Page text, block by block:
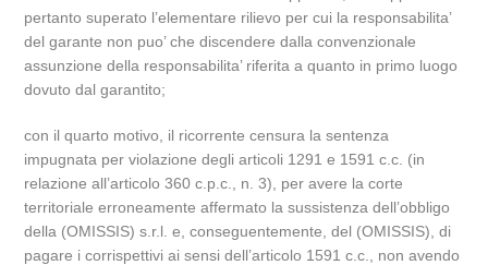
pertanto superato l’elementare rilievo per cui la responsabilita’
del garante non puo’ che discendere dalla convenzionale
assunzione della responsabilita’ riferita a quanto in primo luogo
dovuto dal garantito;
con il quarto motivo, il ricorrente censura la sentenza
impugnata per violazione degli articoli 1291 e 1591 c.c. (in
relazione all’articolo 360 c.p.c., n. 3), per avere la corte
territoriale erroneamente affermato la sussistenza dell’obbligo
della (OMISSIS) s.r.l. e, conseguentemente, del (OMISSIS), di
pagare i corrispettivi ai sensi dell’articolo 1591 c.c., non avendo